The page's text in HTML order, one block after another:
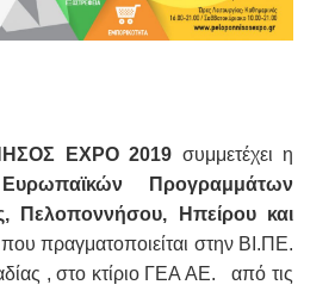
EXPO 2019 συμμετέχει η
Ευρωπαϊκών Προγραμμάτων
Πελοποννήσου, Ηπείρου και
που πραγματοποιείται στην ΒΙ.ΠΕ.
, στο κτίριο ΓΕΑ ΑΕ.
από τις